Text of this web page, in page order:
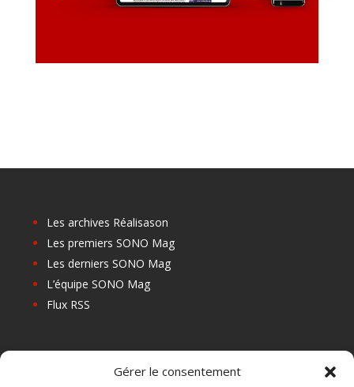
Gérer le consentement
Les archives Réalisason
Les premiers SONO Mag
Les derniers SONO Mag
L’équipe SONO Mag
Flux RSS
Les Centres de Formation